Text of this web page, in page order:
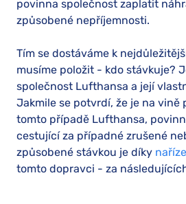
povinna společnost zaplatit
způsobené nepříjemnosti.
Tím se dostáváme k
musíme položit - kdo stávkuje?
společnost Lufthansa a její
Jakmile se potvrdí, že je na vině
tomto případě Lufthansa,
cestující za případné zrušené
způsobené stávkou je díky
tomto dopravci - za